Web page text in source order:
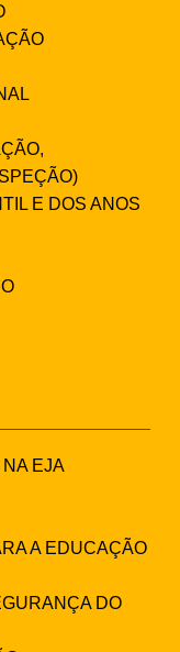
E DOS ANOS
EJA
A EDUCAÇÃO
DO